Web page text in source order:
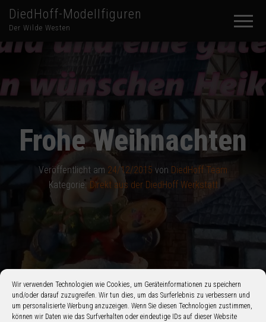
Wir verwenden Technologien wie Cookies, um Geräteinformationen zu speichern
und/oder darauf zuzugreifen. Wir tun dies, um das Surferlebnis zu verbessern und
um personalisierte Werbung anzuzeigen. Wenn Sie diesen Technologien zustimmen,
können wir Daten wie das Surfverhalten oder eindeutige IDs auf dieser Website
DiedHoff-Modellfiguren
Der Wilde Westen
Frohe Weihnachten
Veröffentlicht am 24/12/2015 von DiedHoff Team
Kategorie: Direkt aus der DiedHoff Werkstatt